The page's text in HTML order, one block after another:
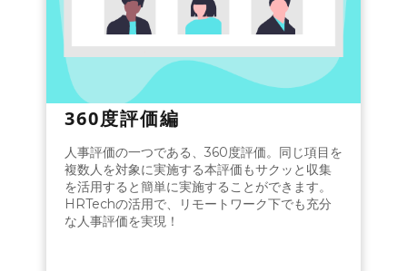
360度評価編
人事評価の一つである、360度評価。同じ項目を
複数人を対象に実施する本評価もサクッと収集
を活用すると簡単に実施することができます。
HRTechの活用で、リモートワーク下でも充分
な人事評価を実現！